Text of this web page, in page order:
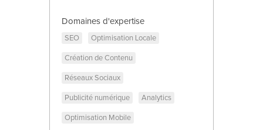
Domaines d'expertise
SEO Optimisation Locale
Création de Contenu
Réseaux Sociaux
Publicité numérique Analytics
Optimisation Mobile